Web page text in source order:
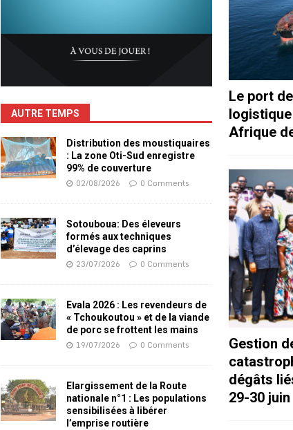
AUTRE TEMPS
Distribution des moustiquaires
: La zone Oti-Sud enregistre
99% de couverture
02/08/2026 0 Comments
Sotouboua: Des éleveurs
formés aux techniques
d’élevage des caprins
23/07/2026 0 Comments
Evala 2026 : Les revendeurs de
« Tchoukoutou » et de la viande
de porc se frottent les mains
19/07/2026 0 Comments
Elargissement de la Route
nationale n°1 : Les populations
sensibilisées à libérer
l’emprise routière
Le port
logistique
Afrique
Gestion
dégâts
29-30 juin